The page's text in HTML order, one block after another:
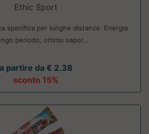
Ethic Sport
specifica per lunghe distanze. Energia
periodo, ottimo sapor...
a partire da € 2.38
sconto 15%